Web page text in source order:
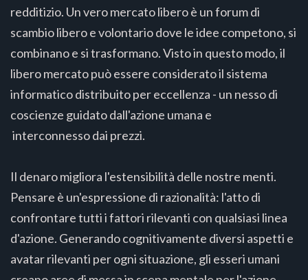
redditizio. Un vero mercato libero è un forum di
scambio libero e volontario dove le idee competono, si
combinano e si trasformano. Visto in questo modo, il
libero mercato può essere considerato il sistema
informatico distribuito per eccellenza - un nesso di
coscienze guidato dall'azione umana e
interconnesso dai prezzi.
Il denaro migliora l'estensibilità delle nostre menti.
Pensare è un'espressione di razionalità: l'atto di
confrontare tutti i fattori rilevanti con qualsiasi linea
d'azione. Generando cognitivamente diversi aspetti e
avatar rilevanti per ogni situazione, gli esseri umani